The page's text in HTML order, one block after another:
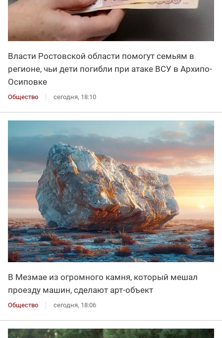
Власти Ростовской области помогут семьям в
регионе, чьи дети погибли при атаке ВСУ в Архипо-
Осиповке
Общество сегодня, 18:10
В Мезмае из огромного камня, который мешал
проезду машин, сделают арт-объект
Общество сегодня, 18:06